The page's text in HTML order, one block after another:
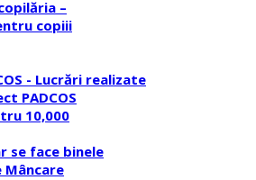
–
copiii
- Lucrări realizate
PADCOS
10,000
se face binele
Mâncare